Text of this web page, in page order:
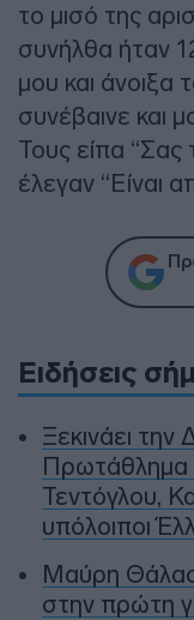
το μισό της
συνήλθα ήταν
μου και άνοιξα
συνέβαινε και
Τους είπα
έλεγαν “Είναι
Ειδήσεις
Ξεκινάει
Πρωτάθλημα
Τεντόγλου,
υπόλοιποι
Μαύρη
στην πρώτη